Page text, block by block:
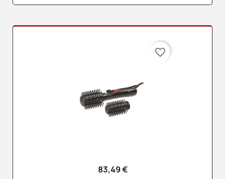
83,49 €
favorite_border